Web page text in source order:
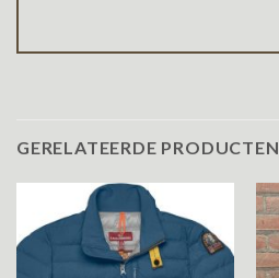
GERELATEERDE PRODUCTEN